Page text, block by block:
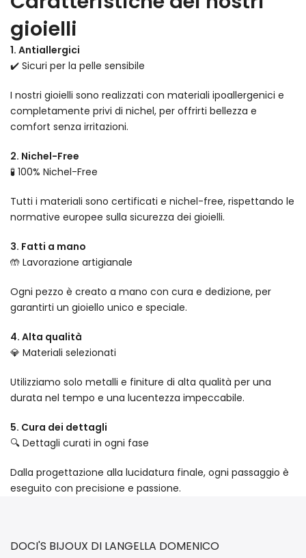
gioielli
1. Antiallergici
✔️ Sicuri per la pelle sensibile
I nostri gioielli sono realizzati con materiali ipoallergenici e
completamente privi di nichel, per offrirti bellezza e
comfort senza irritazioni.
2. Nichel-Free
🧪 100% Nichel-Free
Tutti i materiali sono certificati e nichel-free, rispettando le
normative europee sulla sicurezza dei gioielli.
3. Fatti a mano
🤲 Lavorazione artigianale
Ogni pezzo è creato a mano con cura e dedizione, per
garantirti un gioiello unico e speciale.
4. Alta qualità
💎 Materiali selezionati
Utilizziamo solo metalli e finiture di alta qualità per una
durata nel tempo e una lucentezza impeccabile.
5. Cura dei dettagli
🔍 Dettagli curati in ogni fase
Dalla progettazione alla lucidatura finale, ogni passaggio è
eseguito con precisione e passione.
DOCI'S BIJOUX DI LANGELLA DOMENICO